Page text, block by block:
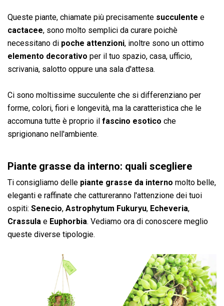
Queste piante, chiamate più precisamente succulente e
cactacee, sono molto semplici da curare poichè
necessitano di poche attenzioni, inoltre sono un ottimo
elemento decorativo per il tuo spazio, casa, ufficio,
scrivania, salotto oppure una sala d'attesa.
Ci sono moltissime succulente che si differenziano per
forme, colori, fiori e longevità, ma la caratteristica che le
accomuna tutte è proprio il fascino esotico che
sprigionano nell'ambiente.
Piante grasse da interno: quali scegliere
Ti consigliamo delle piante grasse da interno molto belle,
eleganti e raffinate che cattureranno l'attenzione dei tuoi
ospiti: Senecio, Astrophytum Fukuryu, Echeveria,
Crassula e Euphorbia. Vediamo ora di conoscere meglio
queste diverse tipologie.